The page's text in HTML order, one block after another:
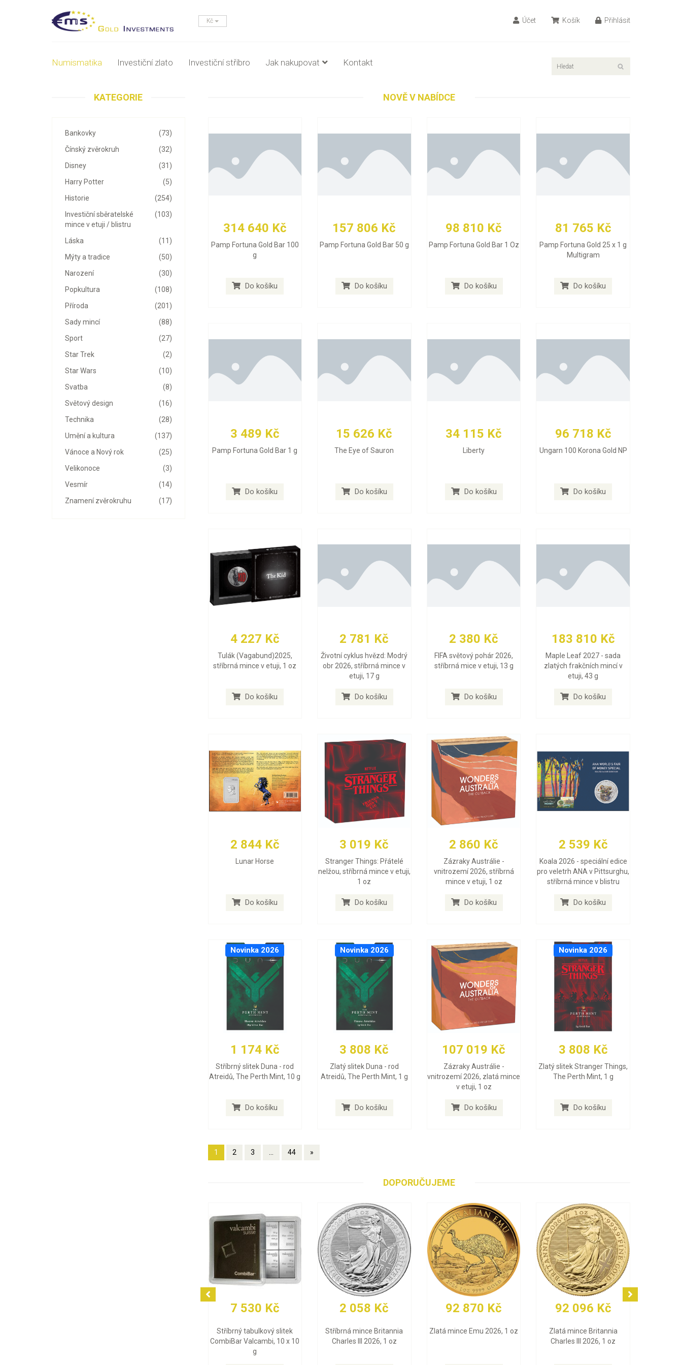
Kč Účet Košík Přihlásit
Numismatika Investiční zlato Investiční stříbro Jak nakupovat Kontakt
KATEGORIE
(73)
Bankovky
(32)
Čínský zvěrokruh
(31)
Disney
(5)
Harry Potter
(254)
Historie
(103)
Investiční sběratelské
mince v etuji / blistru
(11)
Láska
(50)
Mýty a tradice
(30)
Narození
(108)
Popkultura
(201)
Příroda
(88)
Sady mincí
(27)
Sport
(2)
Star Trek
(10)
Star Wars
(8)
Svatba
(16)
Světový design
(28)
Technika
(137)
Umění a kultura
(25)
Vánoce a Nový rok
(3)
Velikonoce
(14)
Vesmír
(17)
Znamení zvěrokruhu
NOVĚ V NABÍDCE
314 640 Kč
Pamp Fortuna Gold Bar 100
g
Do košíku
157 806 Kč
Pamp Fortuna Gold Bar 50 g
Do košíku
98 810 Kč
Pamp Fortuna Gold Bar 1 Oz
Do košíku
81 765 Kč
Pamp Fortuna Gold 25 x 1 g
Multigram
Do košíku
3 489 Kč
Pamp Fortuna Gold Bar 1 g
Do košíku
15 626 Kč
The Eye of Sauron
Do košíku
34 115 Kč
Liberty
Do košíku
96 718 Kč
Ungarn 100 Korona Gold NP
Do košíku
4 227 Kč
Tulák (Vagabund)2025,
stříbrná mince v etuji, 1 oz
Do košíku
2 781 Kč
Životní cyklus hvězd: Modrý
obr 2026, stříbrná mince v
etuji, 17 g
Do košíku
2 380 Kč
FIFA světový pohár 2026,
stříbrná mice v etuji, 13 g
Do košíku
183 810 Kč
Maple Leaf 2027 - sada
zlatých frakčních mincí v
etuji, 43 g
Do košíku
2 844 Kč
Lunar Horse
Do košíku
3 019 Kč
Stranger Things: Přátelé
nelžou, stříbrná mince v etuji,
1 oz
Do košíku
2 860 Kč
Zázraky Austrálie -
vnitrozemí 2026, stříbrná
mince v etuji, 1 oz
Do košíku
2 539 Kč
Koala 2026 - speciální edice
pro veletrh ANA v Pittsurghu,
stříbrná mince v blistru
Do košíku
Novinka 2026
1 174 Kč
Stříbrný slitek Duna - rod
Atreidů, The Perth Mint, 10 g
Do košíku
Novinka 2026
3 808 Kč
Zlatý slitek Duna - rod
Atreidů, The Perth Mint, 1 g
Do košíku
107 019 Kč
Zázraky Austrálie -
vnitrozemí 2026, zlatá mince
v etuji, 1 oz
Do košíku
Novinka 2026
3 808 Kč
Zlatý slitek Stranger Things,
The Perth Mint, 1 g
Do košíku
1 2 3 ... 44 »
DOPORUČUJEME
Zlatá mince Emu 2026, 1 oz
92 096 Kč
Zlatá mince Britannia
Charles III 2026, 1 oz
30 050 Kč
Zlatý slitek Valcambi 10 g
91 691 Kč
Zlatá mince Maple Leaf
77 882 Kč
Zlatý slitek PAMP Fortuna
(Multigram), 25 x 1 g